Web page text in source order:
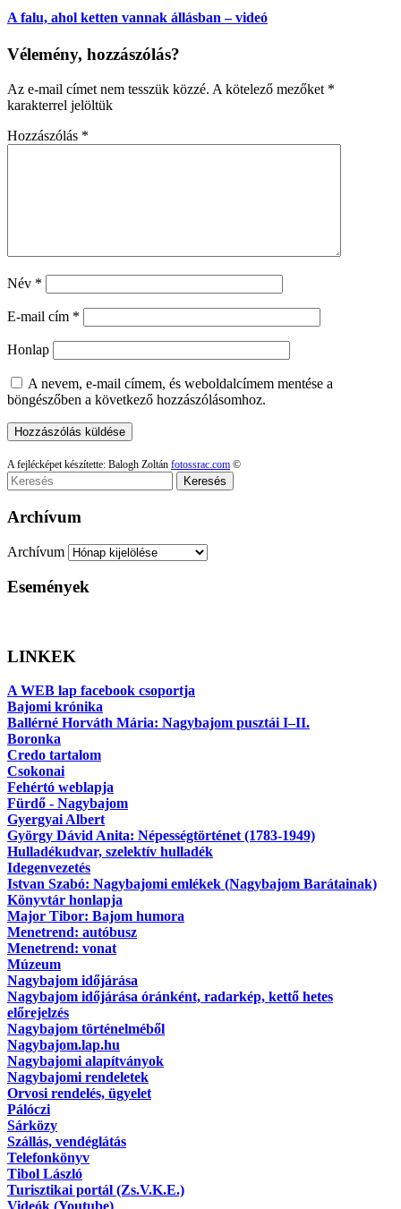
A falu, ahol ketten vannak állásban – videó
Vélemény, hozzászólás?
Az e-mail címet nem tesszük közzé. A kötelező mezőket *
karakterrel jelöltük
Hozzászólás *
Név *
E-mail cím *
Honlap
A nevem, e-mail címem, és weboldalcímem mentése a
böngészőben a következő hozzászólásomhoz.
A fejlécképet készítette: Balogh Zoltán fotossrac.com ©
Keresés
Archívum
Archívum
Események
LINKEK
A WEB lap facebook csoportja
Bajomi krónika
Ballérné Horváth Mária: Nagybajom pusztái I–II.
Boronka
Credo tartalom
Csokonai
Fehértó weblapja
Fürdő - Nagybajom
Gyergyai Albert
György Dávid Anita: Népességtörténet (1783-1949)
Hulladékudvar, szelektív hulladék
Idegenvezetés
Istvan Szabó: Nagybajomi emlékek (Nagybajom Barátainak)
Könyvtár honlapja
Major Tibor: Bajom humora
Menetrend: autóbusz
Menetrend: vonat
Múzeum
Nagybajom időjárása
Nagybajom időjárása óránként, radarkép, kettő hetes
előrejelzés
Nagybajom történelméből
Nagybajom.lap.hu
Nagybajomi alapítványok
Nagybajomi rendeletek
Orvosi rendelés, ügyelet
Pálóczi
Sárközy
Szállás, vendéglátás
Telefonkönyv
Tibol László
Turisztikai portál (Zs.V.K.E.)